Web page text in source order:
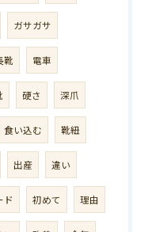
ガサガサ
靴 電車
硬さ 深爪
食い込む 靴紐
出産 違い
ド 初めて 理由